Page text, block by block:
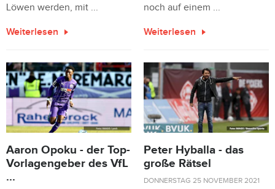
Löwen werden, mit ...
Weiterlesen
noch auf einem ...
Weiterlesen
Aaron Opoku - der Top-
Vorlagengeber des VfL
...
Peter Hyballa - das
große Rätsel
DONNERSTAG 25 NOVEMBER 2021